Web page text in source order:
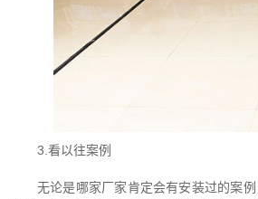
3.看以往案例
无论是哪家厂家肯定会有安装过的案